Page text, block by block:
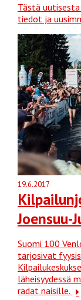
Tästä
tiedot ja
19.6.2017
Suomi 100
tarjosivat
läheisyydessä
radat naisille.